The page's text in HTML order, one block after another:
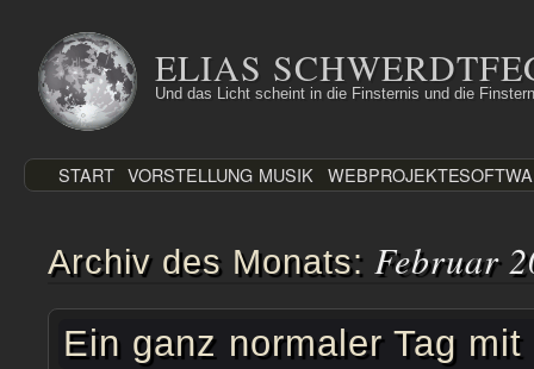
Inhalt
springen
ELIAS
Und das Licht scheint in die Finsternis und die
START VORSTELLUNG MUSIK WEBPROJEKTE
Archiv des Monats: Februar
Ein ganz normaler Tag mit